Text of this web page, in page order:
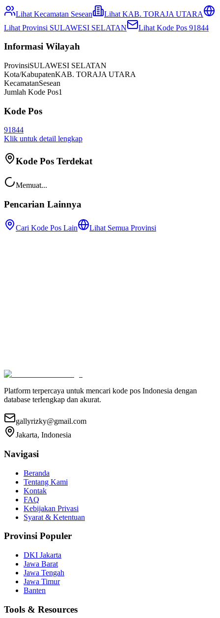
Lihat Kecamatan Sesean Lihat KAB. TORAJA UTARA
Lihat Provinsi SULAWESI SELATAN Lihat Kode Pos 91844
Informasi Wilayah
ProvinsiSULAWESI SELATAN
Kota/KabupatenKAB. TORAJA UTARA
KecamatanSesean
Jumlah Kode Pos1
Kode Pos
91844
Klik untuk detail lengkap
Kode Pos Terdekat
Memuat...
Pencarian Lainnya
Cari Kode Pos Lain Lihat Semua Provinsi
Platform terpercaya untuk mencari kode pos Indonesia dengan
database terlengkap dan akurat.
gallyrizky@gmail.com
Jakarta, Indonesia
Navigasi
Beranda
Tentang Kami
Kontak
FAQ
Kebijakan Privasi
Syarat & Ketentuan
Provinsi Populer
DKI Jakarta
Jawa Barat
Jawa Tengah
Jawa Timur
Banten
Tools & Resources